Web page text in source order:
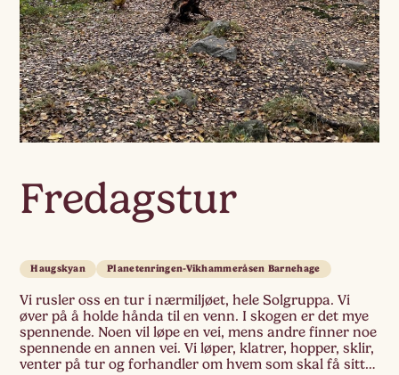
Fredagstur
Haugskyan Planetenringen-Vikhammeråsen Barnehage
Vi rusler oss en tur i nærmiljøet, hele Solgruppa. Vi
øver på å holde hånda til en venn. I skogen er det mye
spennende. Noen vil løpe en vei, mens andre finner noe
spennende en annen vei. Vi løper, klatrer, hopper, sklir,
venter på tur og forhandler om hvem som skal få sitte